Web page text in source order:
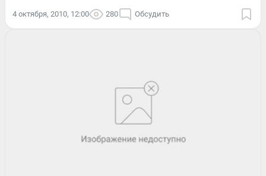
4 октября, 2010, 12:00 280 Обсудить